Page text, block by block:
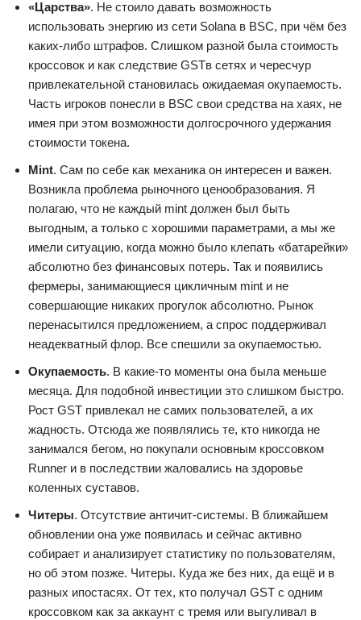
«Царства». Не стоило давать возможность
использовать энергию из сети Solana в BSC, при чём без
каких-либо штрафов. Слишком разной была стоимость
кроссовок и как следствие GSTв сетях и чересчур
привлекательной становилась ожидаемая окупаемость.
Часть игроков понесли в BSC свои средства на хаях, не
имея при этом возможности долгосрочного удержания
стоимости токена.
Mint. Сам по себе как механика он интересен и важен.
Возникла проблема рыночного ценообразования. Я
полагаю, что не каждый mint должен был быть
выгодным, а только с хорошими параметрами, а мы же
имели ситуацию, когда можно было клепать «батарейки»
абсолютно без финансовых потерь. Так и появились
фермеры, занимающиеся цикличным mint и не
совершающие никаких прогулок абсолютно. Рынок
перенасытился предложением, а спрос поддерживал
неадекватный флор. Все спешили за окупаемостью.
Окупаемость. В какие-то моменты она была меньше
месяца. Для подобной инвестиции это слишком быстро.
Рост GST привлекал не самих пользователей, а их
жадность. Отсюда же появлялись те, кто никогда не
занимался бегом, но покупали основным кроссовком
Runner и в последствии жаловались на здоровье
коленных суставов.
Читеры. Отсутствие античит-системы. В ближайшем
обновлении она уже появилась и сейчас активно
собирает и анализирует статистику по пользователям,
но об этом позже. Читеры. Куда же без них, да ещё и в
разных ипостасях. От тех, кто получал GST с одним
кроссовком как за аккаунт с тремя или выгуливал в